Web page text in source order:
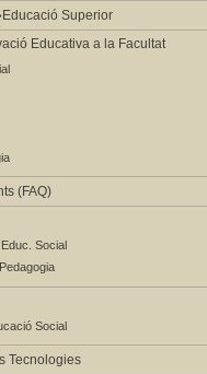
Superior
Educativa a la Facultat
(FAQ)
Social
Social
Tecnologies